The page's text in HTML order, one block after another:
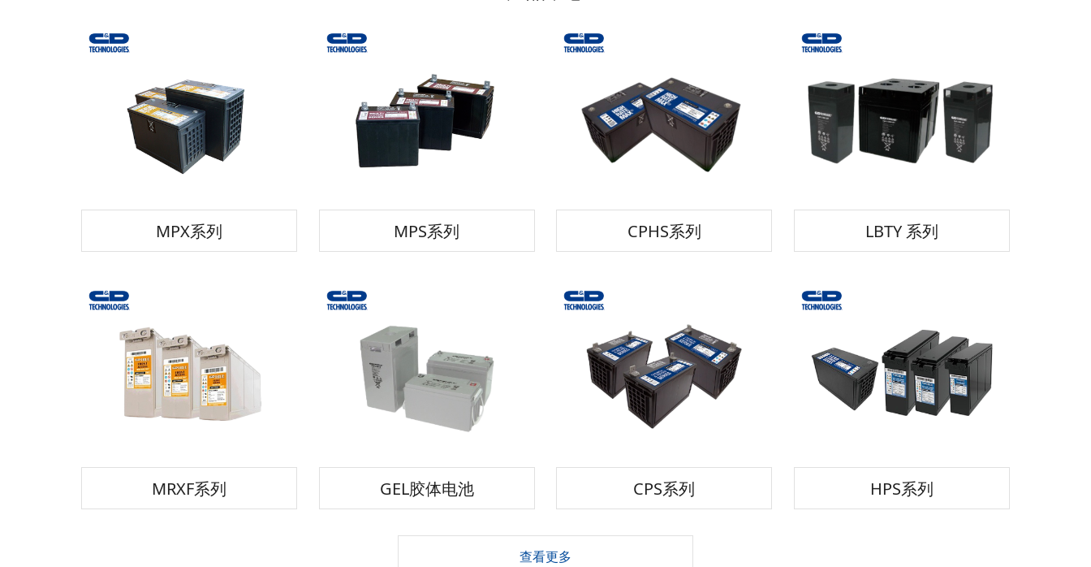
MPX系列 MPS系列 CPHS系列 LBTY 系列
MRXF系列 GEL胶体电池 CPS系列 HPS系列
查看更多